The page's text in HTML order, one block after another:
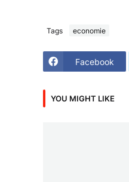
Tags economie
Facebook
YOU MIGHT LIKE